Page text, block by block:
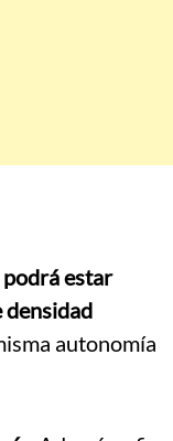
podrá estar
densidad
autonomía